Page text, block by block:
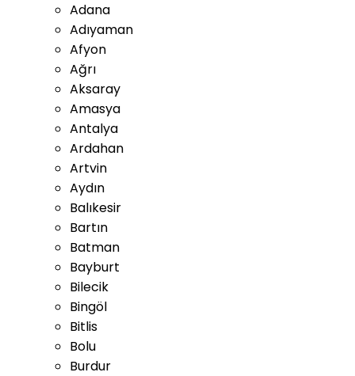
Adana
Adıyaman
Afyon
Ağrı
Aksaray
Amasya
Antalya
Ardahan
Artvin
Aydın
Balıkesir
Bartın
Batman
Bayburt
Bilecik
Bingöl
Bitlis
Bolu
Burdur